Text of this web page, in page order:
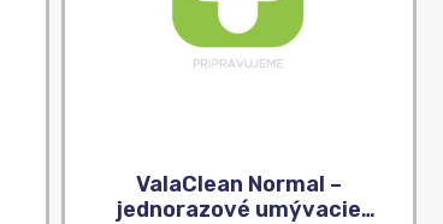
ValaClean Normal –
jednorazové umývacie